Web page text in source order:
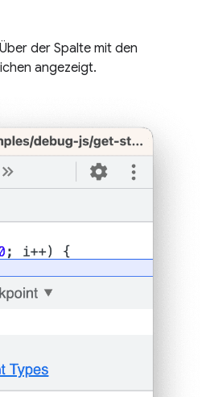
der Spalte mit den
angezeigt.